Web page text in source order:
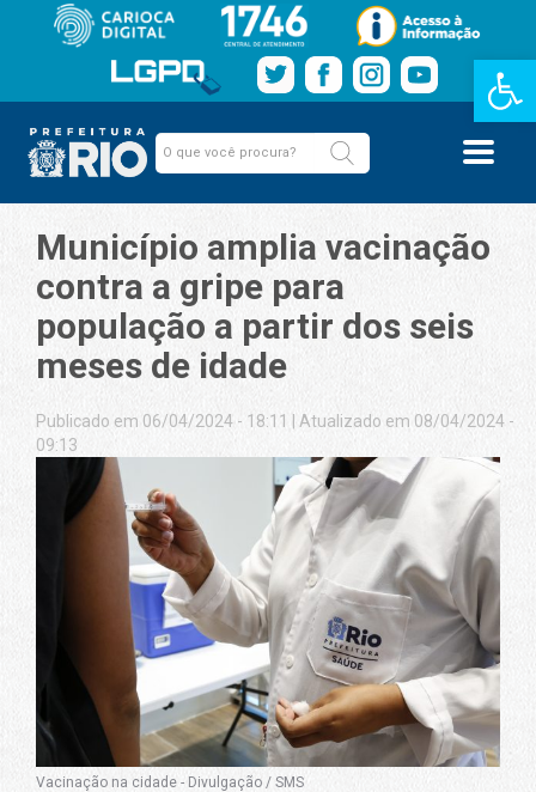
Barra de
Município amplia vacinação
contra a gripe para
população a partir dos seis
meses de idade
Publicado em 06/04/2024 - 18:11
Atualizado em 08/04/2024 -
09:13
Vacinação na cidade - Divulgação / SMS